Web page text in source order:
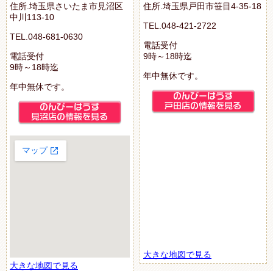
住所.埼玉県さいたま市見沼区
中川113-10
TEL.048-681-0630
電話受付
9時～18時迄
年中無休です。
大きな地図で見る
住所.埼玉県戸田市笹目4-35-18
TEL.048-421-2722
電話受付
9時～18時迄
年中無休です。
大きな地図で見る